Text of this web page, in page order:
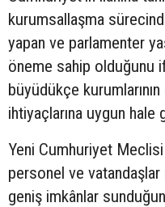
kurumsallaşma
yapan ve parlamenter
öneme sahip olduğunu
büyüdükçe
ihtiyaçlarına uygun
Yeni Cumhuriyet
personel ve
geniş imkânlar